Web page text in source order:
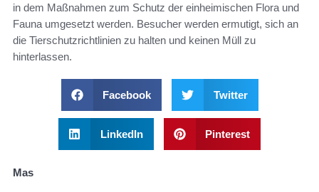
in dem Maßnahmen zum Schutz der einheimischen Flora und
Fauna umgesetzt werden. Besucher werden ermutigt, sich an
die Tierschutzrichtlinien zu halten und keinen Müll zu
hinterlassen.
Facebook Twitter
LinkedIn Pinterest
Mas